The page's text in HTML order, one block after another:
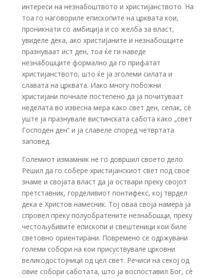
интереси на незнабоштвото и христијанството. На
тоа го наговориле епископите на црквата кои,
проникнати со амбиција и со желба за власт,
увиделе дека, ако христијаните и незнабошците
празнуваат ист ден, тоа ќе ги наведе
незнабошците формално да го прифатат
христијанството, што ќе ја зголеми силата и
славата на црквата. Иако многу побожни
христијани почнале постепено да ја почитуваат
неделата во извесна мера како свет ден, сепак, сè
уште ја празнувале вистинската сабота како „свет
Господен ден“ и ја славеле според четвртата
заповед.
Големиот измамник не го довршил своето дело.
Решил да го собере христијанскиот свет под свое
знаме и својата власт да ја оствари преку својот
претставник, горделивиот понтифекс, кој тврдел
дека е Христов намесник. Тој оваа своја намера ја
спровел преку полуобратените незнабошци, преку
честољубивите епископи и свештеници кои биле
световно ориентирани. Повремено се одржувани
големи собори на кои присуствувале црковни
великодостојници од цел свет. Речиси на секој од
овие собори саботата, што ја воспоставил Бог, сè